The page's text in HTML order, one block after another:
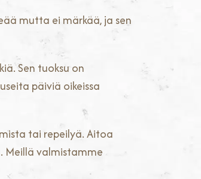
mutta ei märkää, ja sen
Sen tuoksu on
päiviä oikeissa
tai repeilyä. Aitoa
Meillä valmistamme